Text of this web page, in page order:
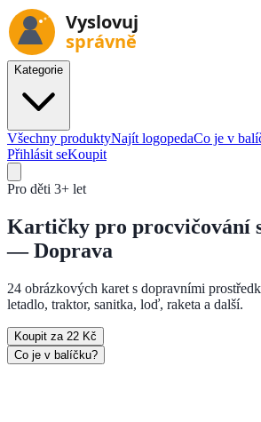
Kategorie
Všechny produktyNajít logopedaCo je v
Přihlásit seKoupit
Pro děti 3+ let
Kartičky pro procvičování
— Doprava
24 obrázkových karet s dopravními
letadlo, traktor, sanitka, loď, raketa a další.
Koupit za 22 Kč
Co je v balíčku?